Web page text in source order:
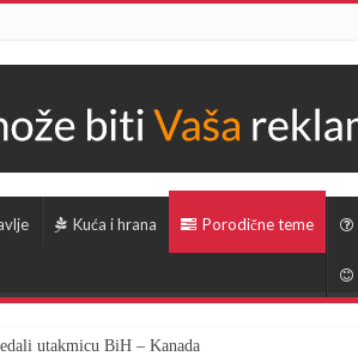
Kuća i hrana Porodične teme
utakmicu BiH – Kanada